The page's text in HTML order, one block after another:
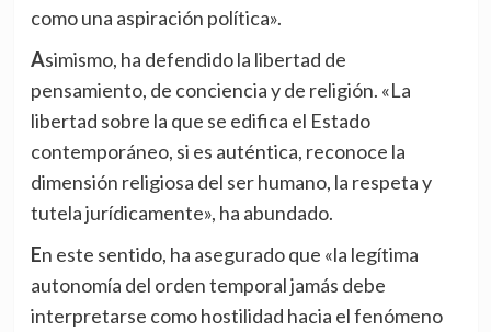
como una aspiración política».
Asimismo, ha defendido la libertad de
pensamiento, de conciencia y de religión. «La
libertad sobre la que se edifica el Estado
contemporáneo, si es auténtica, reconoce la
dimensión religiosa del ser humano, la respeta y
tutela jurídicamente», ha abundado.
En este sentido, ha asegurado que «la legítima
autonomía del orden temporal jamás debe
interpretarse como hostilidad hacia el fenómeno